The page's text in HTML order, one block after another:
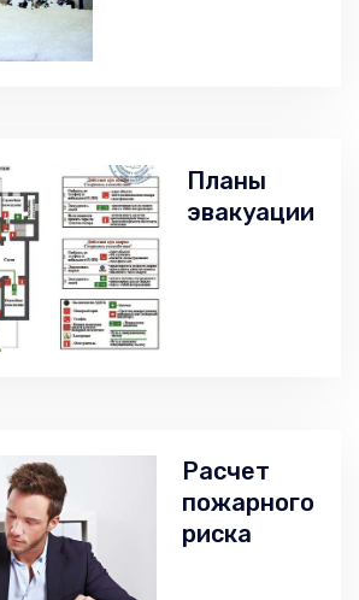
Планы
эвакуации
Расчет
пожарного
риска